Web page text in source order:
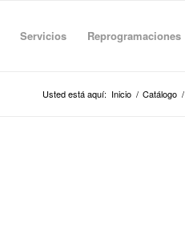
Servicios Reprogramaciones
Usted está aquí: Inicio / Catálogo /